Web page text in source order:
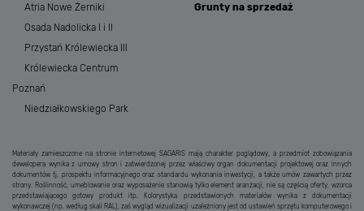
Atria Nowe Żerniki
Osada Nadolicka I i II
Przystań Królewiecka III
Królewiecka Centrum
Poznań
Niedziałkowskiego Park
Grunty na sprzedaż
Materiały zamieszczone na stronie internetowej SAGARIS mają charakter poglądowy, a przedmiot zobowiązania
dewelopera wynika z umowy stron i zatwierdzonej przez właściwy organ dokumentacji projektowej oraz innych
dokumentów tj. prospektu informacyjnego oraz standardu wykonania inwestycji, a także umów zawartych przez
strony. Roślinność, umeblowanie oraz wyposażenie stanowią tylko element aranżacji, nie są częścią oferty, wzorca
przedstawiającego gotowy produkt itp. Kolorystyka przedstawionych materiałów wynika z dokumentacji
wykonawczej (np. według skali RAL), zaś wygląd wizualizacji uzależniony jest od ustawień sprzętu komputerowego i